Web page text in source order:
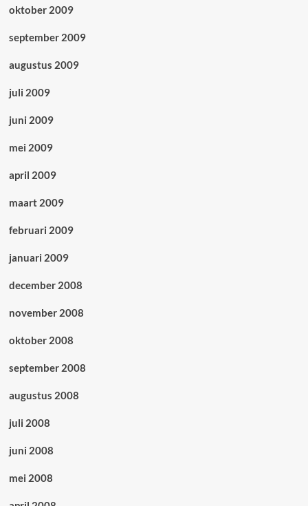
oktober 2009
september 2009
augustus 2009
juli 2009
juni 2009
mei 2009
april 2009
maart 2009
februari 2009
januari 2009
december 2008
november 2008
oktober 2008
september 2008
augustus 2008
juli 2008
juni 2008
mei 2008